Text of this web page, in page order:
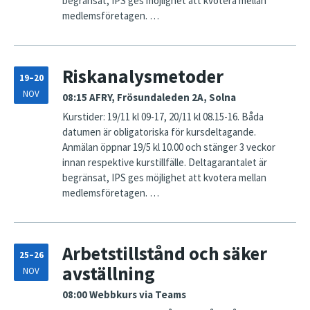
medlemsföretagen. …
19–20
NOV
Riskanalysmetoder
08:15 AFRY, Frösundaleden 2A, Solna
Kurstider: 19/11 kl 09-17, 20/11 kl 08.15-16. Båda
datumen är obligatoriska för kursdeltagande.
Anmälan öppnar 19/5 kl 10.00 och stänger 3 veckor
innan respektive kurstillfälle. Deltagarantalet är
begränsat, IPS ges möjlighet att kvotera mellan
medlemsföretagen. …
25–26
NOV
Arbetstillstånd och säker
avställning
08:00Webbkurs via Teams